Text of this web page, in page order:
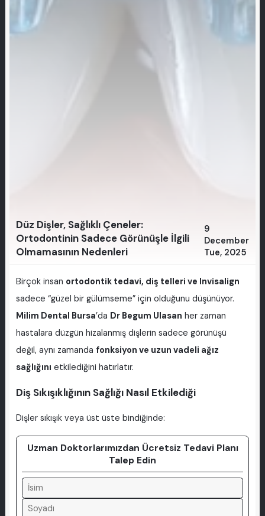
Düz Dişler, Sağlıklı Çeneler:
Ortodontinin Sadece Görünüşle İlgili
Olmamasının Nedenleri
9
December
Tue, 2025
Birçok insan ortodontik tedavi, diş telleri ve Invisalign
sadece “güzel bir gülümseme” için olduğunu düşünüyor.
Milim Dental Bursa’da Dr Begum Ulasan her zaman
hastalara düzgün hizalanmış dişlerin sadece görünüşü
değil, aynı zamanda fonksiyon ve uzun vadeli ağız
sağlığını etkilediğini hatırlatır.
Diş Sıkışıklığının Sağlığı Nasıl Etkilediği
Dişler sıkışık veya üst üste bindiğinde:
Uzman Doktorlarımızdan Ücretsiz Tedavi Planı
Talep Edin